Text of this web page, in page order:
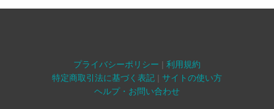
プライバシーポリシー | 利用規約
特定商取引法に基づく表記 | サイトの使い方
ヘルプ・お問い合わせ